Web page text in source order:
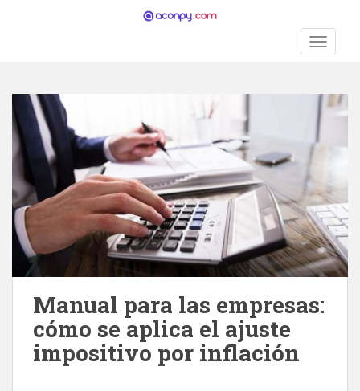
Manual para las empresas:
cómo se aplica el ajuste
impositivo por inflación